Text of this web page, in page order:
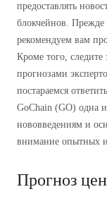
предоставлять
блокчейнов. Прежде
рекомендуем вам
Кроме того,
прогнозами
постараемся
GoChain (GO) одна
нововведениям и
внимание опытных
Прогноз